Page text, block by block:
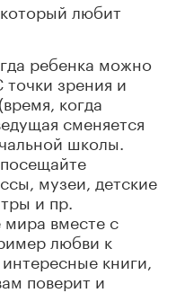
любит
ребенка можно
зрения и
когда
сменяется
школы.
музеи, детские
и пр.
вместе с
любви к
книги,
поверит и